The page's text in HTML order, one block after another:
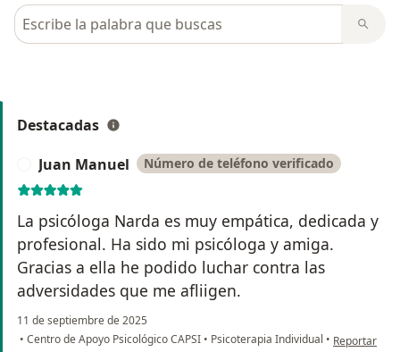
Busca en opiniones
Destacadas
Juan Manuel Número de teléfono verificado
La psicóloga Narda es muy empática, dedicada y
profesional. Ha sido mi psicóloga y amiga.
Gracias a ella he podido luchar contra las
adversidades que me afliigen.
11 de septiembre de 2025
• Centro de Apoyo Psicológico CAPSI • Psicoterapia Individual • en opinión
Reportar